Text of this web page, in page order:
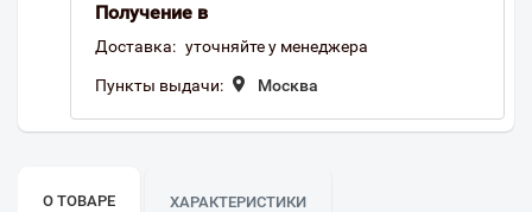
Получение в
Доставка: уточняйте у менеджера
Пункты выдачи: Москва
О ТОВАРЕ ХАРАКТЕРИСТИКИ